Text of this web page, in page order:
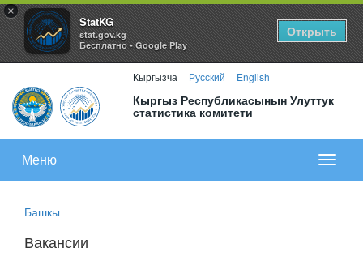
×
StatKG
stat.gov.kg
Бесплатно - Google Play
Открыть
Кыргызча Русский English
Кыргыз Республикасынын Улуттук
статистика комитети
меню
Меню
Башкы
Вакансии